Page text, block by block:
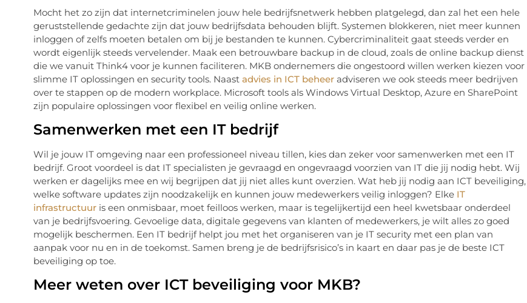
Mocht het zo zijn dat internetcriminelen jouw hele bedrijfsnetwerk hebben platgelegd, dan zal het een hele
geruststellende gedachte zijn dat jouw bedrijfsdata behouden blijft. Systemen blokkeren, niet meer kunnen
inloggen of zelfs moeten betalen om bij je bestanden te kunnen. Cybercriminaliteit gaat steeds verder en
wordt eigenlijk steeds vervelender. Maak een betrouwbare backup in de cloud, zoals de online backup dienst
die we vanuit Think4 voor je kunnen faciliteren. MKB ondernemers die ongestoord willen werken kiezen voor
slimme IT oplossingen en security tools. Naast advies in ICT beheeradviseren we ook steeds meer bedrijven
over te stappen op de modern workplace. Microsoft tools als Windows Virtual Desktop, Azure en SharePoint
zijn populaire oplossingen voor flexibel en veilig online werken.
Samenwerken met een IT bedrijf
Wil je jouw IT omgeving naar een professioneel niveau tillen, kies dan zeker voor samenwerken met een IT
bedrijf. Groot voordeel is dat IT specialisten je gevraagd en ongevraagd voorzien van IT die jij nodig hebt. Wij
werken er dagelijks mee en wij begrijpen dat jij niet alles kunt overzien. Wat heb jij nodig aan ICT beveiliging,
welke software updates zijn noodzakelijk en kunnen jouw medewerkers veilig inloggen? Elke IT
infrastructuuris een onmisbaar, moet feilloos werken, maar is tegelijkertijd een heel kwetsbaar onderdeel
van je bedrijfsvoering. Gevoelige data, digitale gegevens van klanten of medewerkers, je wilt alles zo goed
mogelijk beschermen. Een IT bedrijf helpt jou met het organiseren van je IT security met een plan van
aanpak voor nu en in de toekomst. Samen breng je de bedrijfsrisico’s in kaart en daar pas je de beste ICT
beveiliging op toe.
Meer weten over ICT beveiliging voor MKB?